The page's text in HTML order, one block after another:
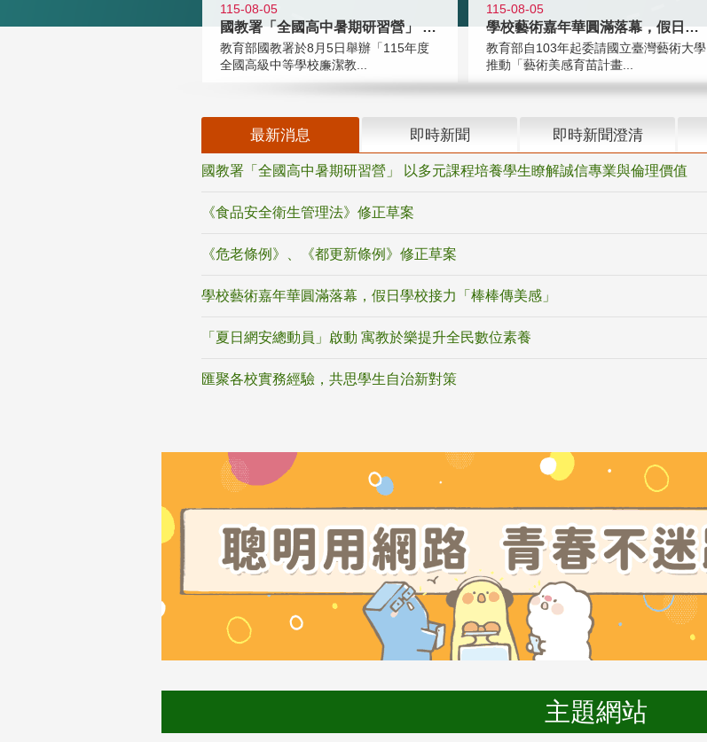
115-08-05
國教署「全國高中暑期研習營」 以多
教育部國教署於8月5日舉辦「115年度
全國高級中等學校廉潔教...
115-08-05
學校藝術嘉年華圓滿落幕，假日學校接
教育部自103年起委請國立臺灣藝術大學
推動「藝術美感育苗計畫...
最新消息 即時新聞 即時新聞澄清
國教署「全國高中暑期研習營」 以多元課程培養學生瞭解誠信專業與倫理價值
《食品安全衛生管理法》修正草案
《危老條例》、《都更新條例》修正草案
學校藝術嘉年華圓滿落幕，假日學校接力「棒棒傳美感」
「夏日網安總動員」啟動 寓教於樂提升全民數位素養
匯聚各校實務經驗，共思學生自治新對策
主題網站